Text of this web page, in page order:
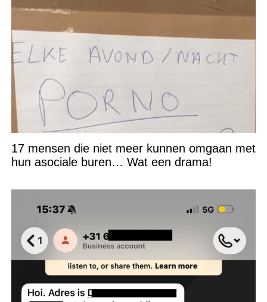
17 mensen die niet meer kunnen omgaan met
hun asociale buren… Wat een drama!